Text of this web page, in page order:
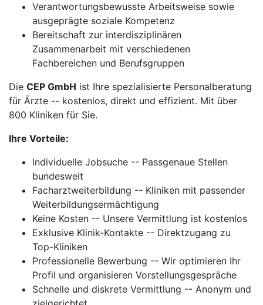
Verantwortungsbewusste Arbeitsweise sowie
ausgeprägte soziale Kompetenz
Bereitschaft zur interdisziplinären
Zusammenarbeit mit verschiedenen
Fachbereichen und Berufsgruppen
Die CEP GmbH ist Ihre spezialisierte Personalberatung
für Ärzte -- kostenlos, direkt und effizient. Mit über
800 Kliniken für Sie.
Ihre Vorteile:
Individuelle Jobsuche -- Passgenaue Stellen
bundesweit
Facharztweiterbildung -- Kliniken mit passender
Weiterbildungsermächtigung
Keine Kosten -- Unsere Vermittlung ist kostenlos
Exklusive Klinik-Kontakte -- Direktzugang zu
Top-Kliniken
Professionelle Bewerbung -- Wir optimieren Ihr
Profil und organisieren Vorstellungsgespräche
Schnelle und diskrete Vermittlung -- Anonym und